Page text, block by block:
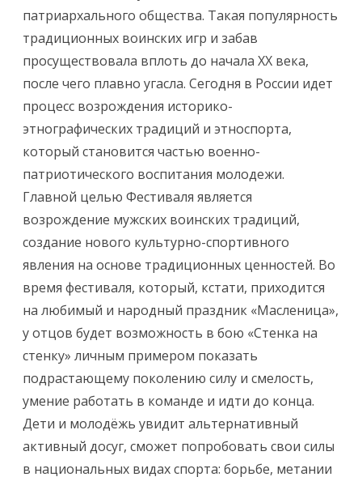
патриархального общества. Такая популярность
традиционных воинских игр и забав
просуществовала вплоть до начала XX века,
после чего плавно угасла. Сегодня в России идет
процесс возрождения историко-
этнографических традиций и этноспорта,
который становится частью военно-
патриотического воспитания молодежи.
Главной целью Фестиваля является
возрождение мужских воинских традиций,
создание нового культурно-спортивного
явления на основе традиционных ценностей. Во
время фестиваля, который, кстати, приходится
на любимый и народный праздник «Масленица»,
у отцов будет возможность в бою «Стенка на
стенку» личным примером показать
подрастающему поколению силу и смелость,
умение работать в команде и идти до конца.
Дети и молодёжь увидит альтернативный
активный досуг, сможет попробовать свои силы
в национальных видах спорта: борьбе, метании